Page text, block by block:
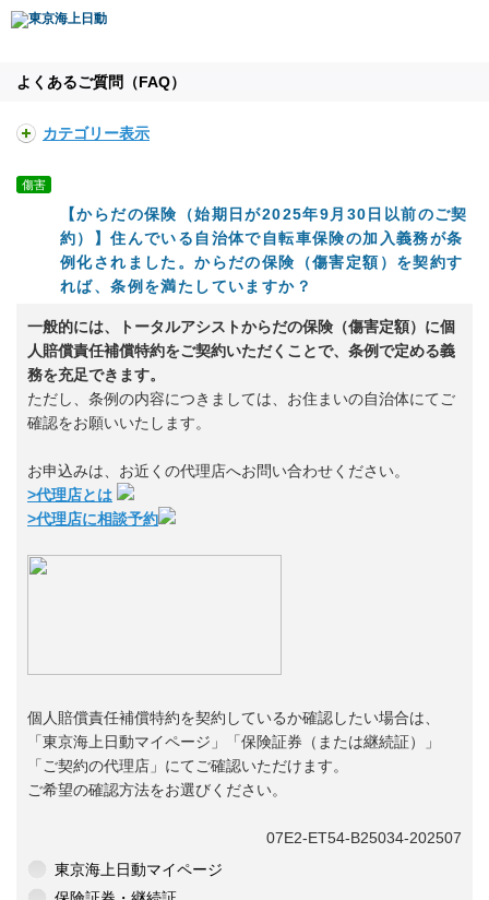
よくあるご質問（FAQ）
カテゴリー表示
傷害
【からだの保険（始期日が2025年9月30日以前のご契
約）】住んでいる自治体で自転車保険の加入義務が条
例化されました。からだの保険（傷害定額）を契約す
れば、条例を満たしていますか？
一般的には、トータルアシストからだの保険（傷害定額）に個
人賠償責任補償特約をご契約いただくことで、条例で定める義
務を充足できます。
ただし、条例の内容につきましては、お住まいの自治体にてご
確認をお願いいたします。
お申込みは、お近くの代理店へお問い合わせください。
>代理店とは
>代理店に相談予約
個人賠償責任補償特約を契約しているか確認したい場合は、
「東京海上日動マイページ」「保険証券（または継続証）」
「ご契約の代理店」にてご確認いただけます。
ご希望の確認方法をお選びください。
07E2-ET54-B25034-202507
東京海上日動マイページ